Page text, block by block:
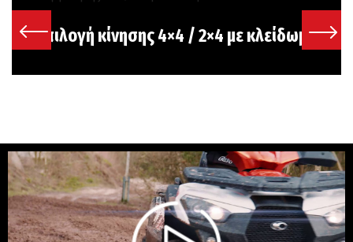
Επιλογή κίνησης 4×4 / 2×4 µε κλείδωµα